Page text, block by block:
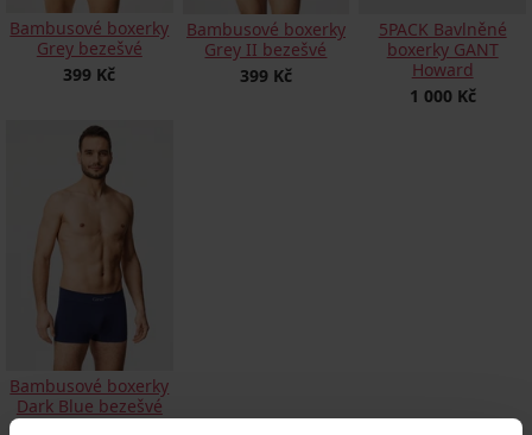
Bambusové boxerky
Grey bezešvé
399 Kč
Bambusové boxerky
Grey II bezešvé
399 Kč
5PACK Bavlněné
boxerky GANT
Howard
1 000 Kč
Bambusové boxerky
Dark Blue bezešvé